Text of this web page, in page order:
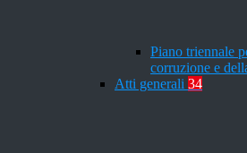
Piano triennale
corruzione e
Atti generali 34